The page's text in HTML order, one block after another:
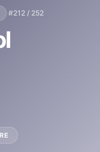
·#212 / 252